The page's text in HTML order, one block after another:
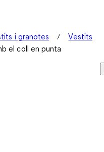
i granotes
Vestits
el coll en punta